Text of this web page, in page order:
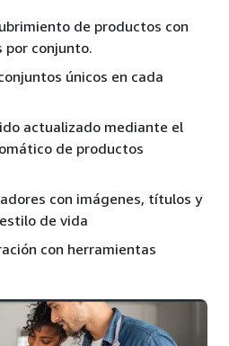
de productos con
por conjunto.
únicos en cada
actualizado mediante el
de productos
con imágenes, títulos y
de vida
con herramientas